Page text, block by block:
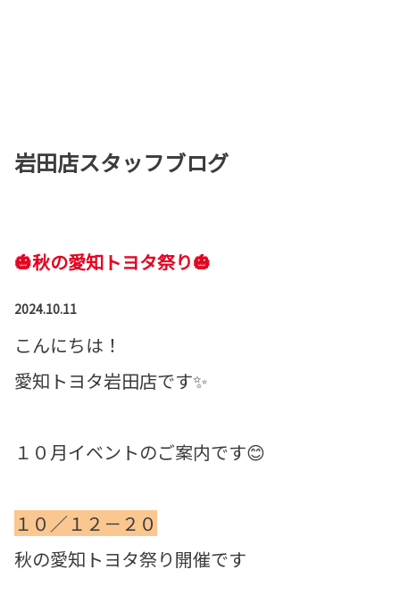
岩田店スタッフブログ
🎃秋の愛知トヨタ祭り🎃
2024.10.11
こんにちは！
愛知トヨタ岩田店です✨
１０月イベントのご案内です😊
１０／１２－２０
秋の愛知トヨタ祭り開催です